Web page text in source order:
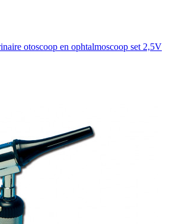
otoscoop en ophtalmoscoop set 2,5V